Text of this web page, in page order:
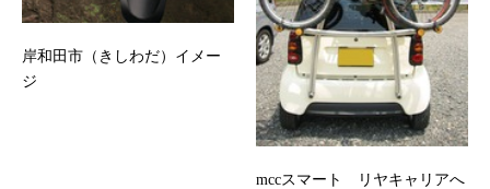
岸和田市（きしわだ）イメー
ジ
mccスマート リヤキャリアへ